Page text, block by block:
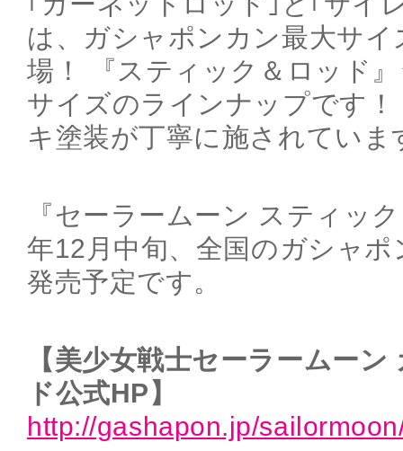
は、ガシャポンカン最大サ
場！ 『スティック＆ロッド
サイズのラインナップです
キ塗装が丁寧に施されていま
『セーラームーン スティッ
年12月中旬、全国のガシャ
発売予定です。
【美少女戦士セーラームー
ド公式HP】
http://gashapon.jp/